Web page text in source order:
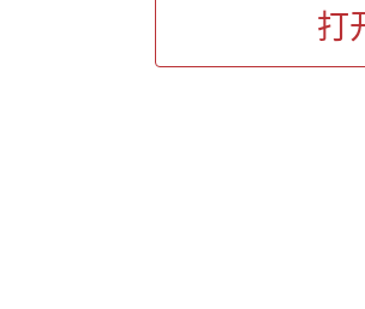
团）有限
经济界别
工作情况
打